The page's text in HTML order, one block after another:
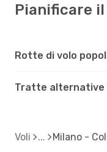
Pianificare
Rotte di volo
Tratte alternative
Voli Milano -